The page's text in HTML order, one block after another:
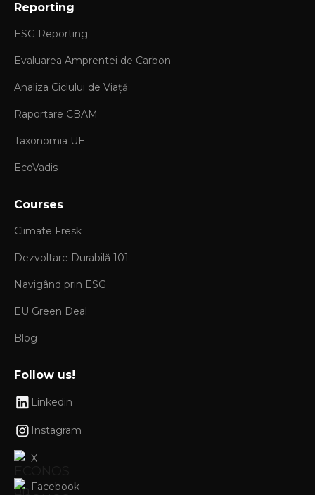
Reporting
ESG Reporting
Evaluarea Amprentei de Carbon
Analiza Ciclului de Viață
Raportare CBAM
Taxonomia UE
EcoVadis
Courses
Climate Fresk
Dezvoltare Durabilă 101
Navigând prin ESG
EU Green Deal
Blog
Follow us!
Linkedin
Instagram
X
Facebook